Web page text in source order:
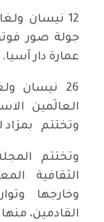
جولة صور
عمارة دار آسيا.
العالَمين
وتختتم بمزاد
وتختتم
الثقافية
وخارجها
القادمين،